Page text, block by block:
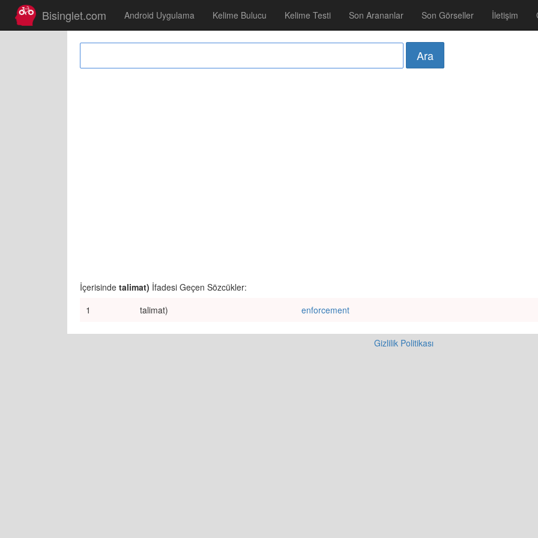
Bisinglet.com Android Uygulama Kelime Bulucu Kelime Testi Son Arananlar Son Görseller İletişim
İçerisinde talimat) İfadesi Geçen Sözcükler:
1
talimat) enforcement
Gizlilik Politikası